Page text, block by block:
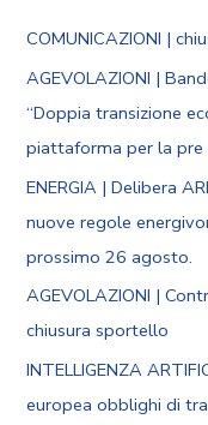
COMUNICAZIONI |
AGEVOLAZIONI |
“Doppia transizione
piattaforma per la pre
ENERGIA | Delibera
nuove regole
prossimo 26 agosto.
AGEVOLAZIONI |
chiusura sportello
INTELLIGENZA
europea obblighi di